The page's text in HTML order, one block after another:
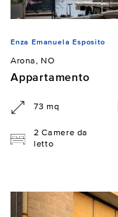
Enza Emanuela Esposito
Arona, NO
Appartamento
73 mq
2 Camere da
letto